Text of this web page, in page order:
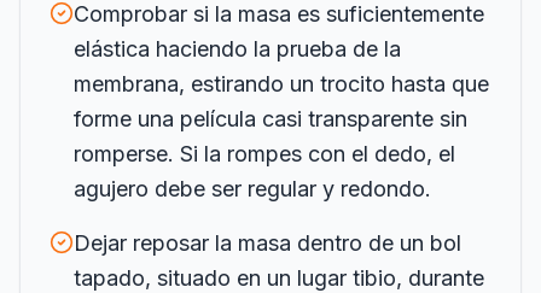
Comprobar si la masa es suficientemente
elástica haciendo la prueba de la
membrana, estirando un trocito hasta que
forme una película casi transparente sin
romperse. Si la rompes con el dedo, el
agujero debe ser regular y redondo.
Dejar reposar la masa dentro de un bol
tapado, situado en un lugar tibio, durante